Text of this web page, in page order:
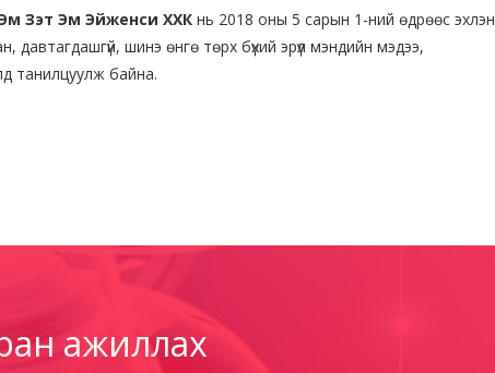
Зэт Эм Эйженси ХХК нь 2018 оны 5 сарын 1-ний өдрөөс эхлэн
давтагдашгүй, шинэ өнгө төрх бүхий эрүүл мэндийн мэдээ,
танилцуулж байна.
ажиллах